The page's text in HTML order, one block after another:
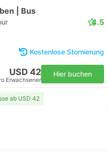
| Bus
4.5
Kostenlose Stornierung
USD 42
Erwachsener
Hier buchen
ab USD 42